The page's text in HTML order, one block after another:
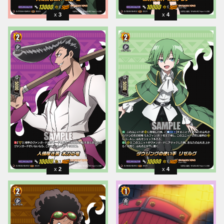
3 4
2 4